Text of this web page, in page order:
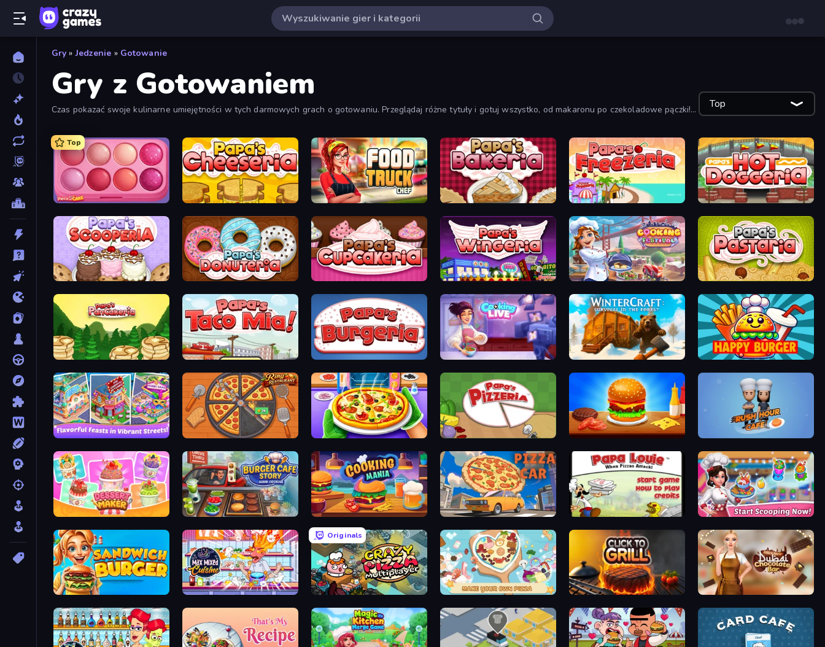
Gry » Jedzenie » Gotowanie
Gry z Gotowaniem
Czas pokazać swoje kulinarne umiejętności w tych darmowych grach o gotowaniu. Przeglądaj różne tytuły i gotuj wszystko, od makaronu po czekoladowe pączki!
Top
Top
Piece of Cake: Merge and Bake Papa's Cheeseria Food Truck Chef™: A Fun Cooking Game Papa's Bakeria Papa's Freezeria Papa's Hot Doggeria
Papa's Scooperia Papa's Donuteria Papas Cupcakeria Papa's Wingeria Cooking Festival Papa's Pastaria
Papa's Pancakeria Papa's Taco Mia Papa's Burgeria Cooking Live WinterCraft: Survival in the Forest Happy Burger
Mom's Diary 2 Ring Restaurant Pizza Maker Papa's Pizzeria Burger Cafe Rush Hour Cafe
Dessert Maker Burger Cafe Story ASMR Cooking Cooking Mania Pizza Car Papa Louie: When Pizzas Attack Ice Cream Fever: Cooking Game
Sandwich Burger Max Mixed Cuisine
Originals
Crazy Pizza Multiplayer ABC Pizza Maker Click To Grill Ellie's Recipe: Dubai Chocolate Bar